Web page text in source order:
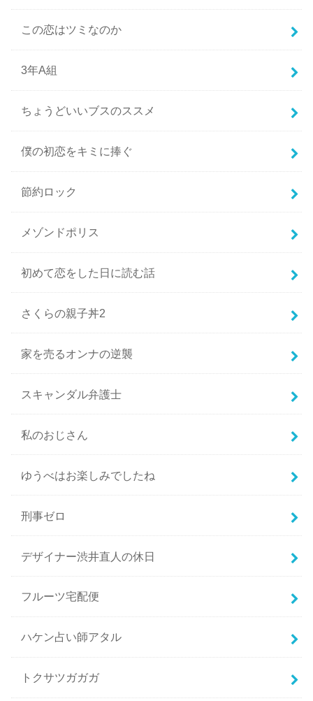
この恋はツミなのか
3年A組
ちょうどいいブスのススメ
僕の初恋をキミに捧ぐ
節約ロック
メゾンドポリス
初めて恋をした日に読む話
さくらの親子丼2
家を売るオンナの逆襲
スキャンダル弁護士
私のおじさん
ゆうべはお楽しみでしたね
刑事ゼロ
デザイナー渋井直人の休日
フルーツ宅配便
ハケン占い師アタル
トクサツガガガ